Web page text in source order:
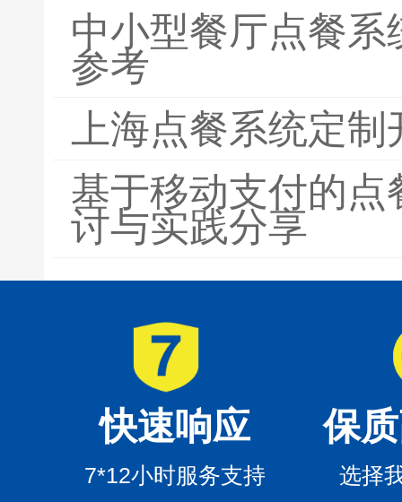
中小型餐厅点餐
参考
上海点餐系统定
基于移动支付的
讨与实践分享
快速响应
7*12小时服务支持
保
选择